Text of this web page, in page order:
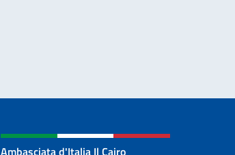
Ambasciata d'Italia Il Cairo